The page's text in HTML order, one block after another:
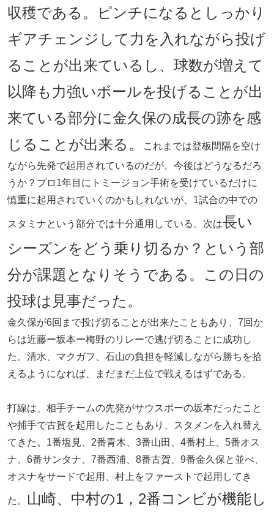
収穫である。ピンチになるとしっかり
ギアチェンジして力を入れながら投げ
ることが出来ているし、球数が増えて
以降も力強いボールを投げることが出
来ている部分に金久保の成長の跡を感
じることが出来る。
これまでは登板間隔を空け
ながら先発で起用されているのだが、今後はどうなるだろ
うか？プロ1年目にトミージョン手術を受けているだけに
慎重に起用されていくのかもしれないが、1試合の中での
スタミナという部分では十分通用している。次は長い
シーズンをどう乗り切るか？という部
分が課題となりそうである。この日の
投球は見事だった。
金久保が6回まで投げ切ることが出来たこともあり、7回か
らは近藤ー坂本ー梅野のリレーで逃げ切ることに成功し
た。清水、マクガフ、石山の負担を軽減しながら勝ちを拾
えるようになれば、まだまだ上位で戦えるはずである。
打線は、相手チームの先発がサウスポーの坂本だったこと
や捕手で古賀を起用したこともあり、スタメンを入れ替え
てきた。1番塩見、2番青木、3番山田、4番村上、5番オス
ナ、6番サンタナ、7番西浦、8番古賀、9番金久保と並べ、
オスナをサードで起用、村上をファーストで起用してき
た。 山崎、中村の1，2番コンビが機能し